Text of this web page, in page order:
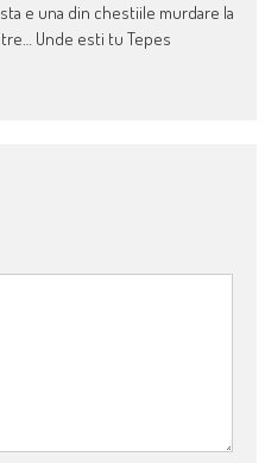
e una din chestiile murdare la
Unde esti tu Tepes